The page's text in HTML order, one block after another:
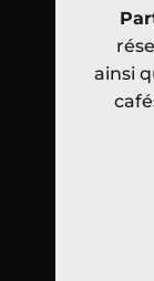
ainsi